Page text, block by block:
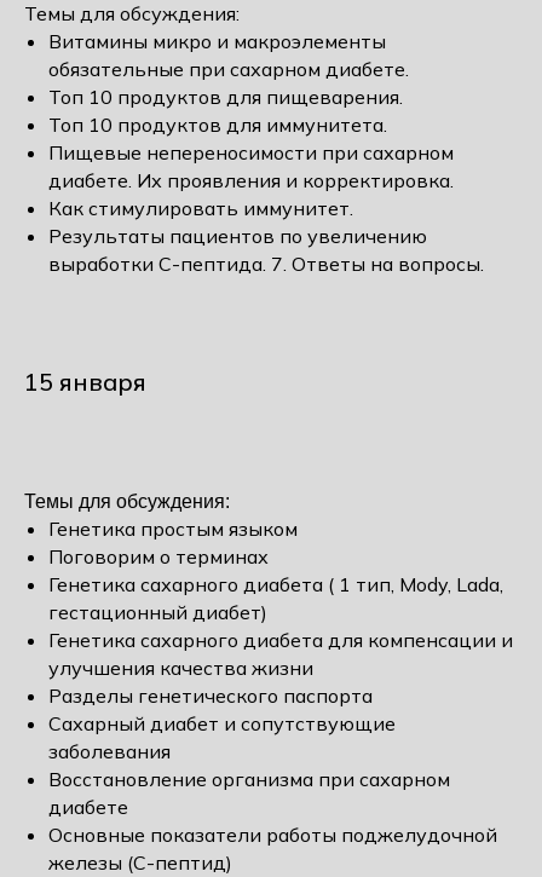
Темы для обсуждения:
Витамины микро и макроэлементы
обязательные при сахарном диабете.
Топ 10 продуктов для пищеварения.
Топ 10 продуктов для иммунитета.
Пищевые непереносимости при сахарном
диабете. Их проявления и корректировка.
Как стимулировать иммунитет.
Результаты пациентов по увеличению
выработки С-пептида. 7. Ответы на вопросы.
15 января
Темы для обсуждения:
Генетика простым языком
Поговорим о терминах
Генетика сахарного диабета ( 1 тип, Mody, Lada,
гестационный диабет)
Генетика сахарного диабета для компенсации и
улучшения качества жизни
Разделы генетического паспорта
Сахарный диабет и сопутствующие
заболевания
Восстановление организма при сахарном
диабете
Основные показатели работы поджелудочной
железы (С-пептид)